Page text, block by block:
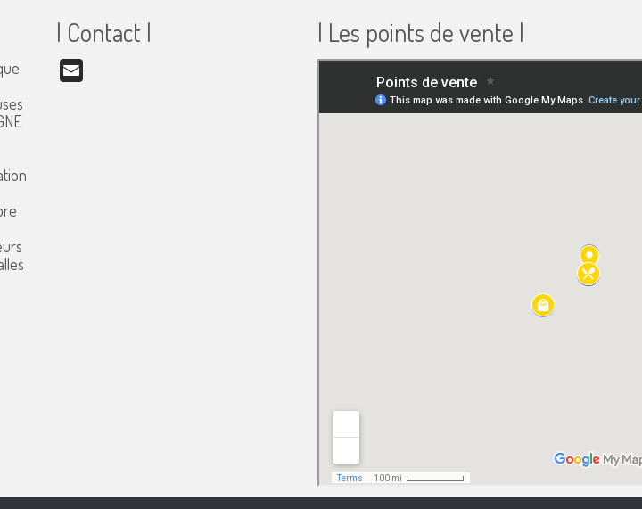
| Contact | | Les points de vente |